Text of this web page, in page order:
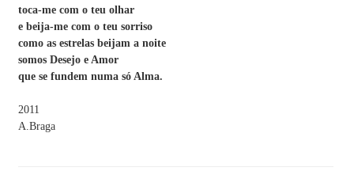
toca-me com o teu olhar
e beija-me com o teu sorriso
como as estrelas beijam a noite
somos Desejo e Amor
que se fundem numa só Alma.
2011
A.Braga